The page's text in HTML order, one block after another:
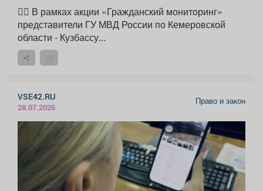
👮‍♂️ В рамках акции «Гражданский мониторинг»
представители ГУ МВД России по Кемеровской
области - Кузбассу...
VSE42.RU
28.07.2026
Право и закон